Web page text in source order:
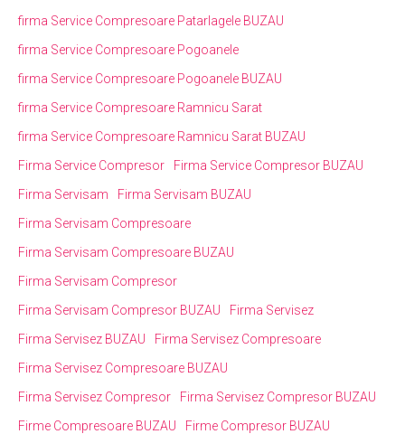
firma Service Compresoare Patarlagele BUZAU
firma Service Compresoare Pogoanele
firma Service Compresoare Pogoanele BUZAU
firma Service Compresoare Ramnicu Sarat
firma Service Compresoare Ramnicu Sarat BUZAU
Firma Service Compresor
Firma Service Compresor BUZAU
Firma Servisam
Firma Servisam BUZAU
Firma Servisam Compresoare
Firma Servisam Compresoare BUZAU
Firma Servisam Compresor
Firma Servisam Compresor BUZAU
Firma Servisez
Firma Servisez BUZAU
Firma Servisez Compresoare
Firma Servisez Compresoare BUZAU
Firma Servisez Compresor
Firma Servisez Compresor BUZAU
Firme Compresoare BUZAU
Firme Compresor BUZAU